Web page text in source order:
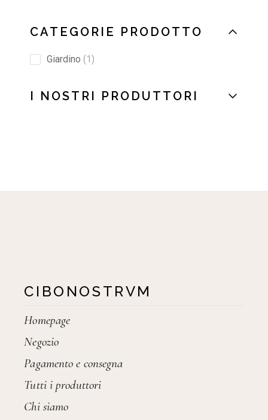
CATEGORIE PRODOTTO
Giardino 1
I NOSTRI PRODUTTORI
CIBONOSTRVM
Homepage
Negozio
Pagamento e consegna
Tutti i produttori
Chi siamo